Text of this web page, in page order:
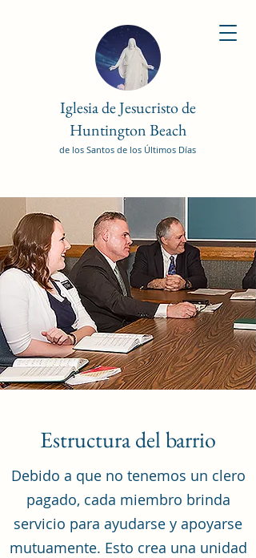
Iglesia de Jesucristo de
Huntington Beach
de los Santos de los Últimos Días
Estructura del barrio
Debido a que no tenemos un clero
pagado, cada miembro brinda
servicio para ayudarse y apoyarse
mutuamente. Esto crea una unidad